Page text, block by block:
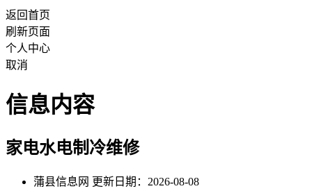
返回首页
刷新页面
个人中心
取消
信息内容
家电水电制冷维修
蒲县信息网 更新日期：2026-08-08